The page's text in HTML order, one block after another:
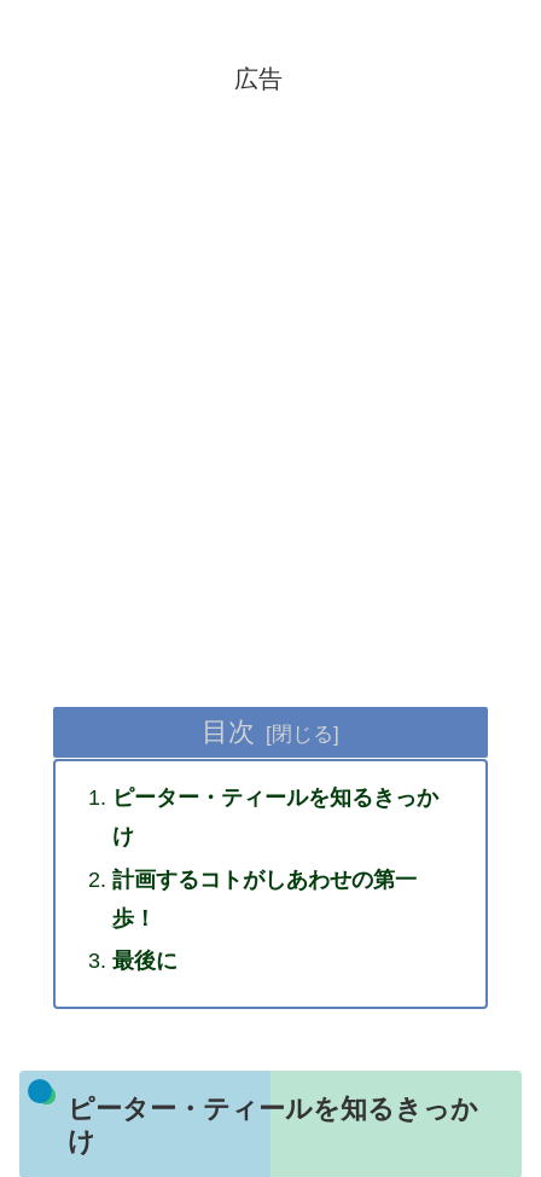
広告
目次
ピーター・ティールを知るきっか
け
計画するコトがしあわせの第一
歩！
最後に
ピーター・ティールを知るきっか
け